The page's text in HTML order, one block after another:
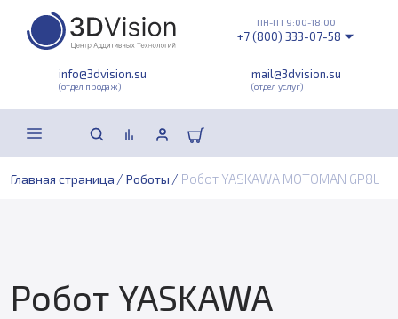
info@3dvision.su
(отдел продаж)
mail@3dvision.su
(отдел услуг)
ПН-ПТ 9:00-18:00
+7 (800) 333-07-58
Главная страница / Роботы / Робот YASKAWA MOTOMAN GP8L
Робот YASKAWA